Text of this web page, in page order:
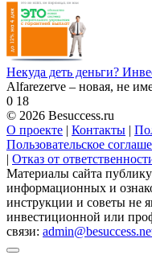
Некуда деть деньги?
Alfarezerve – новая, не
0 18
© 2026 Besuccess.ru
О проекте | Контакты |
Пользовательское
| Отказ от
Материалы сайта
информационных и
инструкции и советы не
инвестиционной или
связи: